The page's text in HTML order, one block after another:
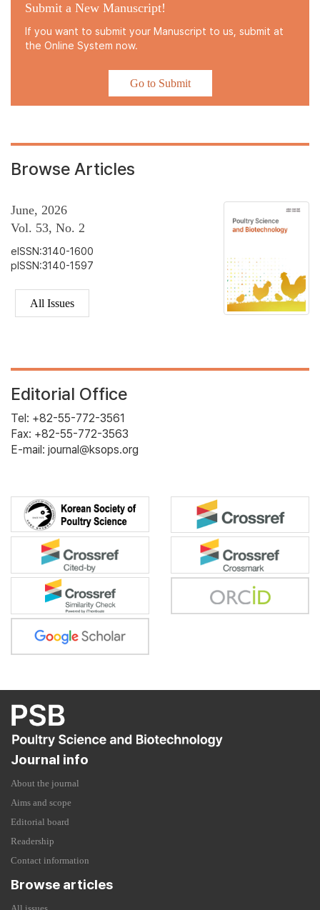
Submit a New Manuscript!
If you want to submit your Manuscript to us, submit at
the Online System now.
Go to Submit
Browse Articles
June, 2026
Vol. 53, No. 2
eISSN:3140-1600
pISSN:3140-1597
All Issues
Editorial Office
Tel: +82-55-772-3561
Fax: +82-55-772-3563
E-mail: journal@ksops.org
Journal info
About the journal
Aims and scope
Editorial board
Readership
Contact information
Browse articles